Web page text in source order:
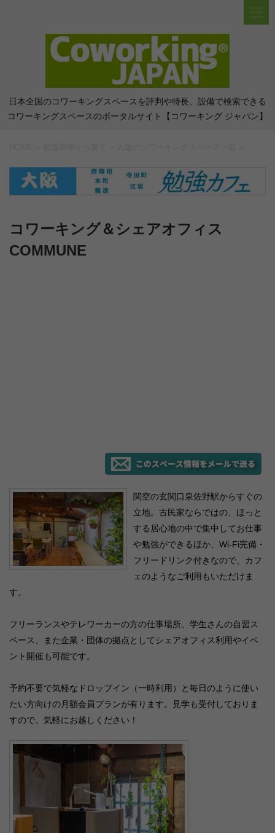
日本全国のコワーキングスペースを評判や特長、設備で検索できる
コワーキングスペースのポータルサイト【コワーキング ジャパン】
コワーキング＆シェアオフィス
COMMUNE
関空の玄関口泉佐野駅からすぐの
立地。古民家ならではの、ほっと
する居心地の中で集中してお仕事
や勉強ができるほか、Wi-Fi完備・
フリードリンク付きなので、カフ
ェのようなご利用もいただけま
す。
フリーランスやテレワーカーの方の仕事場所、学生さんの自習ス
ペース、また企業・団体の拠点としてシェアオフィス利用やイベ
ント開催も可能です。
予約不要で気軽なドロップイン（一時利用）と毎日のように使い
たい方向けの月額会員プランが有ります。見学も受付しておりま
すので、気軽にお越しください！